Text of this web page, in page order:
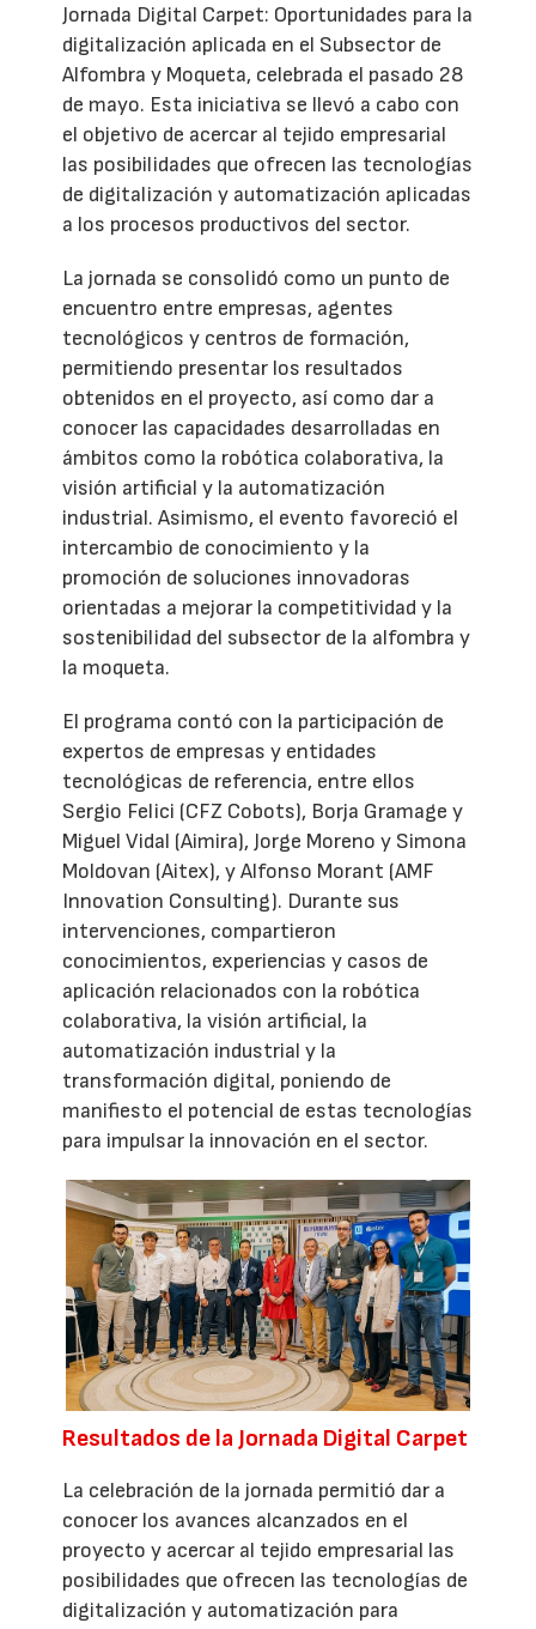
Jornada Digital Carpet: Oportunidades para la
digitalización aplicada en el Subsector de
Alfombra y Moqueta, celebrada el pasado 28
de mayo. Esta iniciativa se llevó a cabo con
el objetivo de acercar al tejido empresarial
las posibilidades que ofrecen las tecnologías
de digitalización y automatización aplicadas
a los procesos productivos del sector.
La jornada se consolidó como un punto de
encuentro entre empresas, agentes
tecnológicos y centros de formación,
permitiendo presentar los resultados
obtenidos en el proyecto, así como dar a
conocer las capacidades desarrolladas en
ámbitos como la robótica colaborativa, la
visión artificial y la automatización
industrial. Asimismo, el evento favoreció el
intercambio de conocimiento y la
promoción de soluciones innovadoras
orientadas a mejorar la competitividad y la
sostenibilidad del subsector de la alfombra y
la moqueta.
El programa contó con la participación de
expertos de empresas y entidades
tecnológicas de referencia, entre ellos
Sergio Felici (CFZ Cobots), Borja Gramage y
Miguel Vidal (Aimira), Jorge Moreno y Simona
Moldovan (Aitex), y Alfonso Morant (AMF
Innovation Consulting). Durante sus
intervenciones, compartieron
conocimientos, experiencias y casos de
aplicación relacionados con la robótica
colaborativa, la visión artificial, la
automatización industrial y la
transformación digital, poniendo de
manifiesto el potencial de estas tecnologías
para impulsar la innovación en el sector.
Resultados de la Jornada Digital Carpet
La celebración de la jornada permitió dar a
conocer los avances alcanzados en el
proyecto y acercar al tejido empresarial las
posibilidades que ofrecen las tecnologías de
digitalización y automatización para